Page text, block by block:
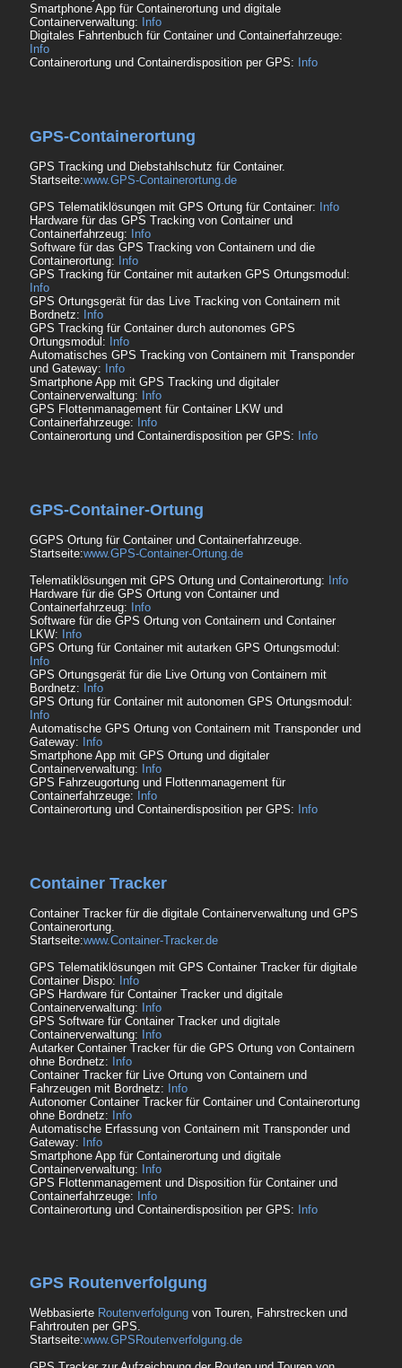
Smartphone App für Containerortung und digitale
Containerverwaltung:
Info
Digitales Fahrtenbuch für Container und Containerfahrzeuge:
Info
Containerortung und Containerdisposition per GPS:
Info
GPS-Containerortung
GPS Tracking und Diebstahlschutz für Container.
Startseite:www.GPS-Containerortung.de
GPS Telematiklösungen mit GPS Ortung für Container:
Info
Hardware für das GPS Tracking von Container und
Containerfahrzeug:
Info
Software für das GPS Tracking von Containern und die
Containerortung:
Info
GPS Tracking für Container mit autarken GPS Ortungsmodul:
Info
GPS Ortungsgerät für das Live Tracking von Containern mit
Bordnetz:
Info
GPS Tracking für Container durch autonomes GPS
Ortungsmodul:
Info
Automatisches GPS Tracking von Containern mit Transponder
und Gateway:
Info
Smartphone App mit GPS Tracking und digitaler
Containerverwaltung:
Info
GPS Flottenmanagement für Container LKW und
Containerfahrzeuge:
Info
Containerortung und Containerdisposition per GPS:
Info
GPS-Container-Ortung
GGPS Ortung für Container und Containerfahrzeuge.
Startseite:www.GPS-Container-Ortung.de
Telematiklösungen mit GPS Ortung und Containerortung: Info
Hardware für die GPS Ortung von Container und
Containerfahrzeug: Info
Software für die GPS Ortung von Containern und Container
LKW: Info
GPS Ortung für Container mit autarken GPS Ortungsmodul:
Info
GPS Ortungsgerät für die Live Ortung von Containern mit
Bordnetz: Info
GPS Ortung für Container mit autonomen GPS Ortungsmodul:
Info
Automatische GPS Ortung von Containern mit Transponder und
Gateway: Info
Smartphone App mit GPS Ortung und digitaler
Containerverwaltung: Info
GPS Fahrzeugortung und Flottenmanagement für
Containerfahrzeuge: Info
Containerortung und Containerdisposition per GPS: Info
Container Tracker
Container Tracker für die digitale Containerverwaltung und GPS
Containerortung.
Startseite:www.Container-Tracker.de
GPS Telematiklösungen mit GPS Container Tracker für digitale
Container Dispo: Info
GPS Hardware für Container Tracker und digitale
Containerverwaltung: Info
GPS Software für Container Tracker und digitale
Containerverwaltung: Info
Autarker Container Tracker für die GPS Ortung von Containern
ohne Bordnetz: Info
Container Tracker für Live Ortung von Containern und
Fahrzeugen mit Bordnetz: Info
Autonomer Container Tracker für Container und Containerortung
ohne Bordnetz: Info
Automatische Erfassung von Containern mit Transponder und
Gateway: Info
Smartphone App für Containerortung und digitale
Containerverwaltung: Info
GPS Flottenmanagement und Disposition für Container und
Containerfahrzeuge: Info
Containerortung und Containerdisposition per GPS: Info
GPS Routenverfolgung
Webbasierte Routenverfolgung von Touren, Fahrstrecken und
Fahrtrouten per GPS.
Startseite:www.GPSRoutenverfolgung.de